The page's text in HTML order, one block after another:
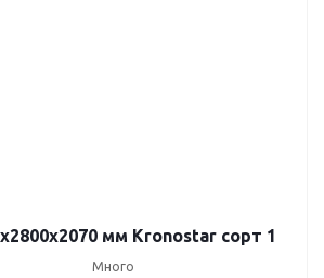
мм Kronostar сорт 1
Много